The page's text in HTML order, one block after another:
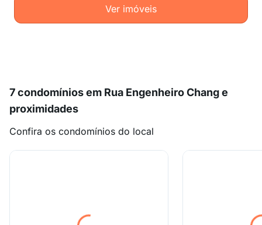
Ver imóveis
7 condomínios em Rua Engenheiro Chang e
proximidades
Confira os condomínios do local